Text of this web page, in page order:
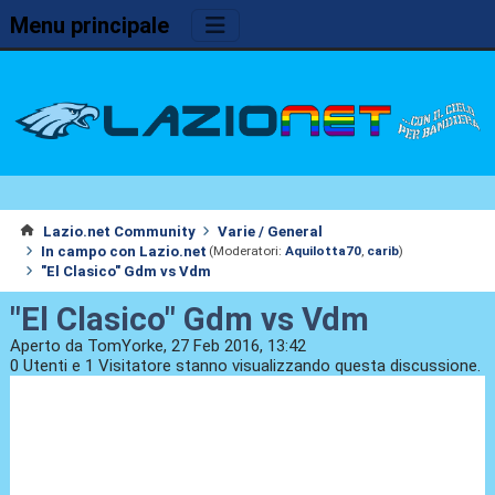
Menu principale
Lazio.net Community
Varie / General
In campo con Lazio.net (Moderatori: Aquilotta70, carib)
"El Clasico" Gdm vs Vdm
"El Clasico" Gdm vs Vdm
Aperto da TomYorke, 27 Feb 2016, 13:42
0 Utenti e 1 Visitatore stanno visualizzando questa discussione.